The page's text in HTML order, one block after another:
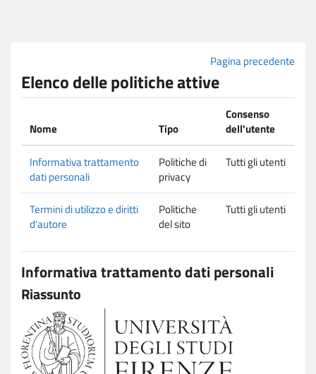
Pagina precedente
Elenco delle politiche attive
Nome Tipo
Consenso
dell'utente
Informativa trattamento
dati personali
Politiche di
privacy
Tutti gli utenti
Termini di utilizzo e diritti
d'autore
Politiche
del sito
Tutti gli utenti
Informativa trattamento dati personali
Riassunto